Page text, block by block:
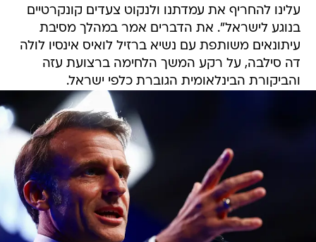
עלינו להחריף את עמדתנו ולנקוט צעדים קונקרטיים
בנוגע לישראל". את הדברים אמר במהלך מסיבת
עיתונאים משותפת עם נשיא ברזיל לואיס אינסיו לולה
דה סילבה, על רקע המשך הלחימה ברצועת עזה
והביקורת הבינלאומית הגוברת כלפי ישראל.